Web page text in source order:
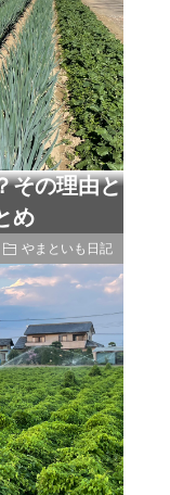
その理由と
め
やまといも日記